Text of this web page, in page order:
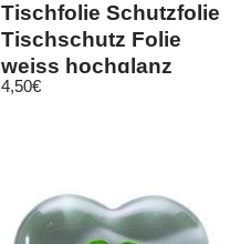
Tischfolie Schutzfolie
Tischschutz Folie
weiss hochglanz
ca.2.2mm
4,50€